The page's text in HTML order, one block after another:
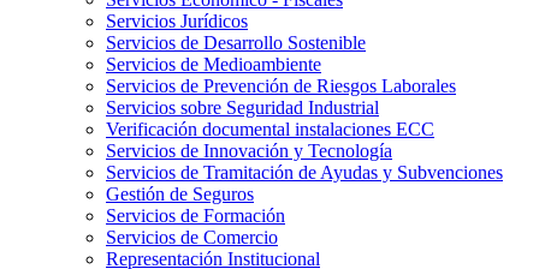
Servicios Jurídicos
Servicios de Desarrollo Sostenible
Servicios de Medioambiente
Servicios de Prevención de Riesgos Laborales
Servicios sobre Seguridad Industrial
Verificación documental instalaciones ECC
Servicios de Innovación y Tecnología
Servicios de Tramitación de Ayudas y Subvenciones
Gestión de Seguros
Servicios de Formación
Servicios de Comercio
Representación Institucional